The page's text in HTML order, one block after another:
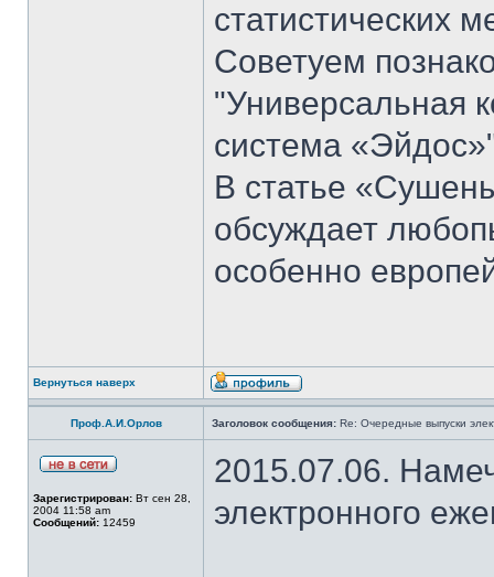
статистических
Советуем
"Универсальная
система
В статье
обсуждает
особенно
Вернуться наверх
Проф.А.И.Орлов Заголовок сообщения: Re: Очередные выпуски
Зарегистрирован: Вт сен 28,
2004 11:58 am
Сообщений: 12459
2015.07.06.
электронного